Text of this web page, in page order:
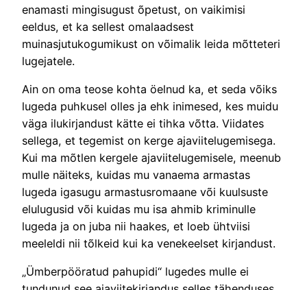
enamasti mingisugust õpetust, on vaikimisi
eeldus, et ka sellest omalaadsest
muinasjutukogumikust on võimalik leida mõtteteri
lugejatele.
Ain on oma teose kohta öelnud ka, et seda võiks
lugeda puhkusel olles ja ehk inimesed, kes muidu
väga ilukirjandust kätte ei tihka võtta. Viidates
sellega, et tegemist on kerge ajaviitelugemisega.
Kui ma mõtlen kergele ajaviitelugemisele, meenub
mulle näiteks, kuidas mu vanaema armastas
lugeda igasugu armastusromaane või kuulsuste
elulugusid või kuidas mu isa ahmib kriminulle
lugeda ja on juba nii haakes, et loeb ühtviisi
meeleldi nii tõlkeid kui ka venekeelset kirjandust.
„Ümberpööratud pahupidi“ lugedes mulle ei